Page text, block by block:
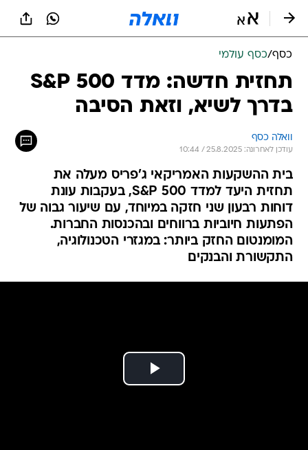
כסף/כסף עולמי
תחזית חדשה: מדד S&P 500
בדרך לשיא, וזאת הסיבה
וואלה כסף
עודכן לאחרונה: 25.8.2025 / 10:44
בית ההשקעות האמריקאי ג'פריס מעלה את
תחזית היעד למדד S&P 500, בעקבות עונת
דוחות רבעון שני חזקה במיוחד, עם שיעור גבוה של
הפתעות חיוביות ברווחים ובהכנסות החברות.
המומנטום החזק ביותר: במגזרי הטכנולוגיה,
התקשורת והבנקים